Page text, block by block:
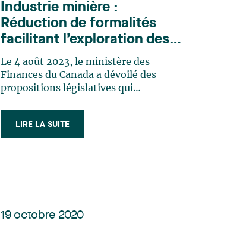
Industrie minière :
Réduction de formalités
facilitant l’exploration des
gisements de lithium
présents au Québec
Le 4 août 2023, le ministère des
Finances du Canada a dévoilé des
propositions législatives qui
accréditives et particulièrement à
l’exploration du lithium (les
LIRE LA SUITE
19 octobre 2020